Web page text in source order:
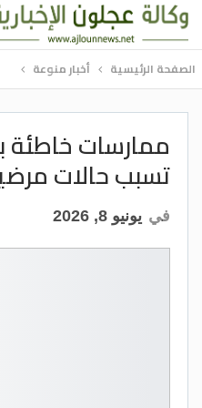
الصفحة الرئيسية أخبار منوعة
ممارسات خاطئة
تسبب حالات
في يونيو 8, 2026